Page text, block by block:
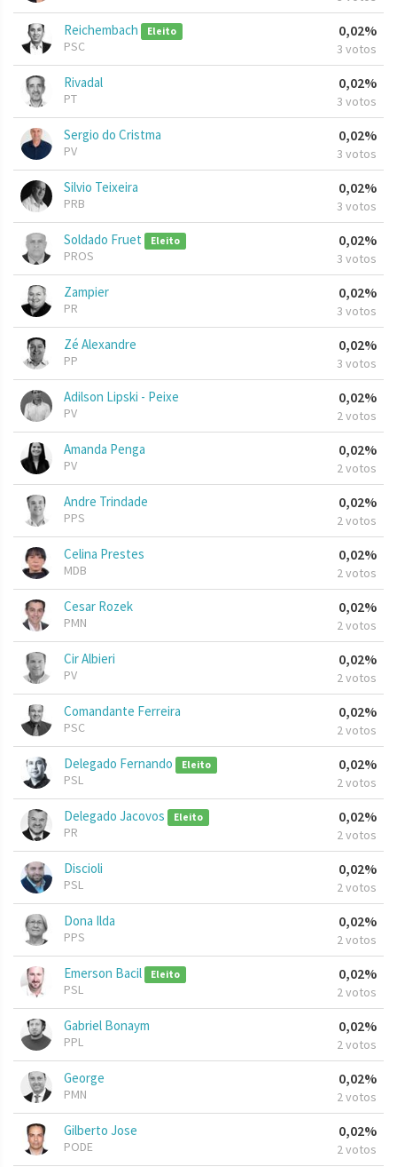
Reichembach Eleito
PSC
0,02%
3 votos
Rivadal
PT
0,02%
3 votos
Sergio do Cristma
PV
0,02%
3 votos
Silvio Teixeira
PRB
0,02%
3 votos
Soldado Fruet Eleito
PROS
0,02%
3 votos
Zampier
PR
0,02%
3 votos
Zé Alexandre
PP
0,02%
3 votos
Adilson Lipski - Peixe
PV
0,02%
2 votos
Amanda Penga
PV
0,02%
2 votos
Andre Trindade
PPS
0,02%
2 votos
Celina Prestes
MDB
0,02%
2 votos
Cesar Rozek
PMN
0,02%
2 votos
Cir Albieri
PV
0,02%
2 votos
Comandante Ferreira
PSC
0,02%
2 votos
Delegado Fernando Eleito
PSL
0,02%
2 votos
Delegado Jacovos Eleito
PR
0,02%
2 votos
Discioli
PSL
0,02%
2 votos
Dona Ilda
PPS
0,02%
2 votos
Emerson Bacil Eleito
PSL
0,02%
2 votos
Gabriel Bonaym
PPL
0,02%
2 votos
George
PMN
0,02%
2 votos
Gilberto Jose
PODE
0,02%
2 votos